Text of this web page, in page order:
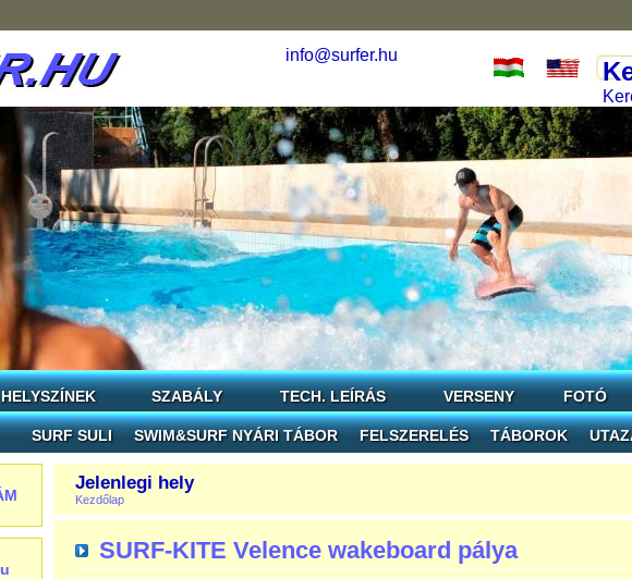
info@surfer.hu
HELYSZÍNEK SZABÁLY TECH. LEÍRÁS VERSENY FOTÓ
SURF SULI SWIM&SURF NYÁRI TÁBOR FELSZERELÉS TÁBOROK
Jelenlegi hely
Kezdőlap
SURF-KITE Velence wakeboard pálya